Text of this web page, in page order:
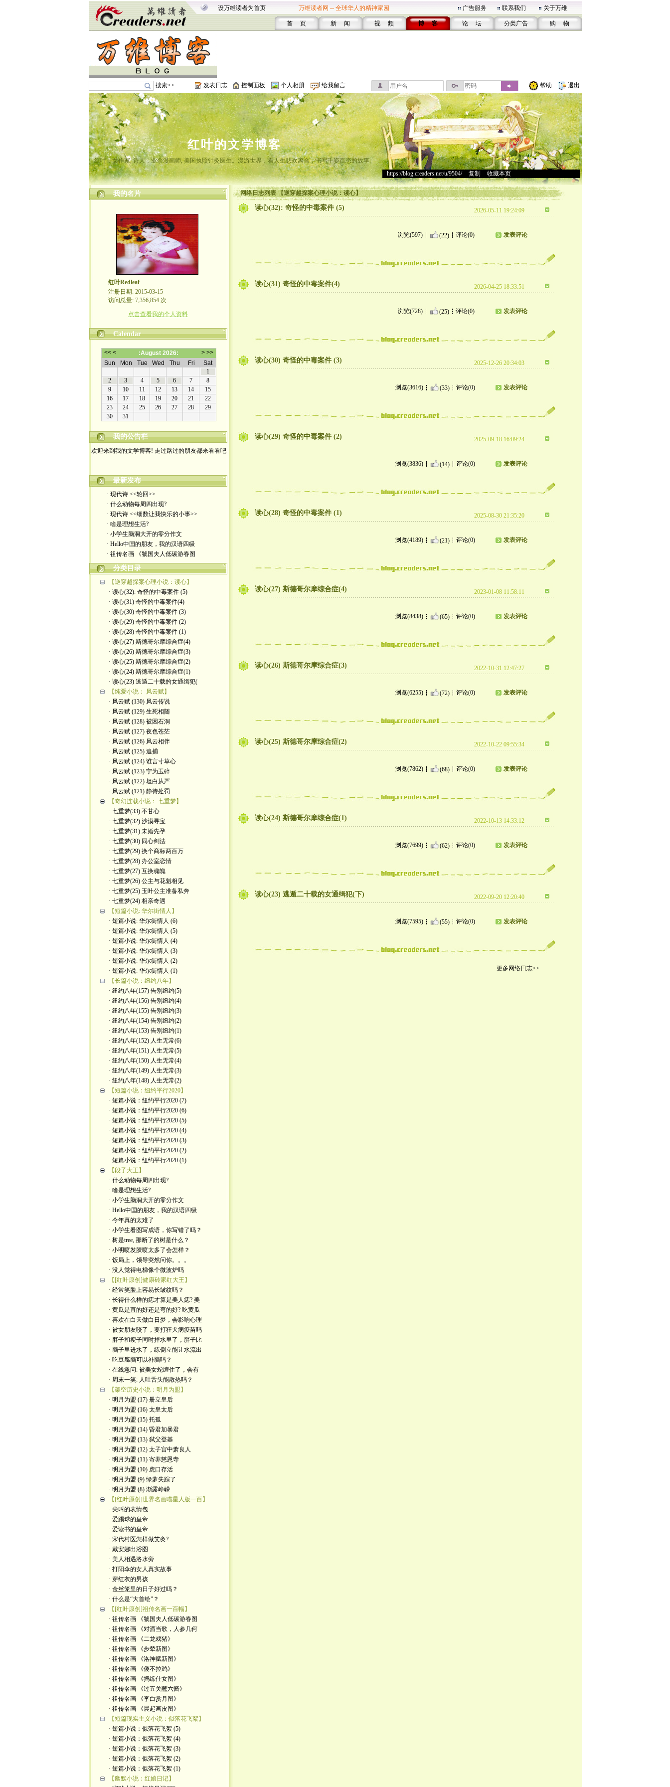
设万维读者为首页 万维读者网 -- 全球华人的精神家园 广告服务 联系我们 关于万维
首 页 新 闻 视 频 博 客 论 坛 分类广告 购 物
搜索>> 发表日志 控制面板 个人相册 给我留言 帮助 退出
红叶的文学博客
红叶，女作家, 诗人，业余漫画师, 美国执照针灸医生。漫游世界，看人生悲欢离合，书写千姿百态的故事。
https://blog.creaders.net/u/9504/> 复制 收藏本页
我的名片
红叶Redleaf
注册日期: 2015-03-15
访问总量: 7,356,854 次
点击查看我的个人资料
Calendar
我的公告栏
欢迎来到我的文学博客! 走过路过的朋友都来看看吧
最新发布
· 现代诗 <<轮回>>
· 什么动物每周四出现?
· 现代诗 <<细数让我快乐的小事>>
· 啥是理想生活?
· 小学生脑洞大开的零分作文
· Hello中国的朋友，我的汉语四级
· 祖传名画 《虢国夫人低碳游春图
分类目录
【逆穿越探案心理小说：读心】
· 读心(32): 奇怪的中毒案件 (5)
· 读心(31) 奇怪的中毒案件(4)
· 读心(30) 奇怪的中毒案件 (3)
· 读心(29) 奇怪的中毒案件 (2)
· 读心(28) 奇怪的中毒案件 (1)
· 读心(27) 斯德哥尔摩综合症(4)
· 读心(26) 斯德哥尔摩综合症(3)
· 读心(25) 斯德哥尔摩综合症(2)
· 读心(24) 斯德哥尔摩综合症(1)
· 读心(23) 逃遁二十载的女通缉犯(
【纯爱小说： 风云赋】
· 风云赋 (130) 风云传说
· 风云赋 (129) 生死相随
· 风云赋 (128) 被困石洞
· 风云赋 (127) 夜色苍茫
· 风云赋 (126) 风云相伴
· 风云赋 (125) 追捕
· 风云赋 (124) 谁言寸草心
· 风云赋 (123) 宁为玉碎
· 风云赋 (122) 坦白从严
· 风云赋 (121) 静待处罚
【奇幻连载小说： 七重梦】
· 七重梦(33) 不甘心
· 七重梦(32) 沙漠寻宝
· 七重梦(31) 未婚先孕
· 七重梦(30) 同心剑法
· 七重梦(29) 换个商标两百万
· 七重梦(28) 办公室恋情
· 七重梦(27) 互换魂魄
· 七重梦(26) 公主与花魁相见
· 七重梦(25) 玉叶公主准备私奔
· 七重梦(24) 相亲奇遇
【短篇小说: 华尔街情人】
· 短篇小说: 华尔街情人 (6)
· 短篇小说: 华尔街情人 (5)
· 短篇小说: 华尔街情人 (4)
· 短篇小说: 华尔街情人 (3)
· 短篇小说: 华尔街情人 (2)
· 短篇小说: 华尔街情人 (1)
【长篇小说：纽约八年】
· 纽约八年(157) 告别纽约(5)
· 纽约八年(156) 告别纽约(4)
· 纽约八年(155) 告别纽约(3)
· 纽约八年(154) 告别纽约(2)
· 纽约八年(153) 告别纽约(1)
· 纽约八年(152) 人生无常(6)
· 纽约八年(151) 人生无常(5)
· 纽约八年(150) 人生无常(4)
· 纽约八年(149) 人生无常(3)
· 纽约八年(148) 人生无常(2)
【短篇小说：纽约平行2020】
· 短篇小说：纽约平行2020 (7)
· 短篇小说：纽约平行2020 (6)
· 短篇小说：纽约平行2020 (5)
· 短篇小说：纽约平行2020 (4)
· 短篇小说：纽约平行2020 (3)
· 短篇小说：纽约平行2020 (2)
· 短篇小说：纽约平行2020 (1)
【段子大王】
· 什么动物每周四出现?
· 啥是理想生活?
· 小学生脑洞大开的零分作文
· Hello中国的朋友，我的汉语四级
· 今年真的太难了
· 小学生看图写成语，你写错了吗？
· 树是tree, 那断了的树是什么？
· 小明喷发胶喷太多了会怎样？
· 饭局上，领导突然问你。。。
· 没人觉得电梯像个微波炉吗
【[红叶原创]健康砖家红大王】
· 经常笑脸上容易长皱纹吗？
· 长得什么样的痣才算是美人痣? 美
· 黄瓜是直的好还是弯的好? 吃黄瓜
· 喜欢在白天做白日梦，会影响心理
· 被女朋友咬了，要打狂犬病疫苗吗
· 胖子和瘦子同时掉水里了，胖子比
· 脑子里进水了，练倒立能让水流出
· 吃豆腐脑可以补脑吗？
· 在线急问: 被美女蛇缠住了，会有
· 周末一笑: 人吐舌头能散热吗？
【架空历史小说：明月为盟】
· 明月为盟 (17) 册立皇后
· 明月为盟 (16) 太皇太后
· 明月为盟 (15) 托孤
· 明月为盟 (14) 昏君加暴君
· 明月为盟 (13) 弑父登基
· 明月为盟 (12) 太子宫中萧良人
· 明月为盟 (11) 寄养慈恩寺
· 明月为盟 (10) 虎口存活
· 明月为盟 (9) 绿萝失踪了
· 明月为盟 (8) 渐露峥嵘
【[红叶原创]世界名画喵星人版一百】
· 尖叫的表情包
· 爱踢球的皇帝
· 爱读书的皇帝
· ​宋代村医怎样做艾灸?
· 戴安娜出浴图
· 美人相遇洛水旁
· 打阳伞的女人真实故事
· 穿红衣的男孩
· 金丝笼里的日子好过吗？
· 什么是“大首绘"？
【[红叶原创]祖传名画一百幅】
· 祖传名画 《虢国夫人低碳游春图
· 祖传名画 《对酒当歌，人参几何
· 祖传名画 《二龙戏猪》
· 祖传名画 《步辇新图》
· 祖传名画 《洛神赋新图》
· 祖传名画 《傻不拉鸡》
· 祖传名画 《捣练仕女图》
· 祖传名画 《过五关蘸六酱》
· 祖传名画 《李白赏月图》
· 祖传名画 《晨起画皮图》
【短篇现实主义小说：似落花飞絮】
· 短篇小说：似落花飞絮 (5)
· 短篇小说：似落花飞絮 (4)
· 短篇小说：似落花飞絮 (3)
· 短篇小说：似落花飞絮 (2)
· 短篇小说：似落花飞絮 (1)
【幽默小说：红娘日记】
网络日志列表 【逆穿越探案心理小说：读心】
读心(32): 奇怪的中毒案件 (5) 2026-05-11 19:24:09
浏览(597) (22) 评论(0) 发表评论
读心(31) 奇怪的中毒案件(4) 2026-04-25 18:33:51
浏览(728) (25) 评论(0) 发表评论
读心(30) 奇怪的中毒案件 (3) 2025-12-26 20:34:03
浏览(3616) (33) 评论(0) 发表评论
读心(29) 奇怪的中毒案件 (2) 2025-09-18 16:09:24
浏览(3836) (14) 评论(0) 发表评论
读心(28) 奇怪的中毒案件 (1) 2025-08-30 21:35:20
浏览(4189) (21) 评论(0) 发表评论
读心(27) 斯德哥尔摩综合症(4) 2023-01-08 11:58:11
浏览(8438) (65) 评论(0) 发表评论
读心(26) 斯德哥尔摩综合症(3) 2022-10-31 12:47:27
浏览(6255) (72) 评论(0) 发表评论
读心(25) 斯德哥尔摩综合症(2) 2022-10-22 09:55:34
浏览(7862) (68) 评论(0) 发表评论
读心(24) 斯德哥尔摩综合症(1) 2022-10-13 14:33:12
浏览(7699) (62) 评论(0) 发表评论
读心(23) 逃遁二十载的女通缉犯(下) 2022-09-20 12:20:40
浏览(7595) (55) 评论(0) 发表评论
更多网络日志>>